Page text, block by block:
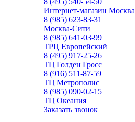
8 (495) 540-54-50
Интернет-магазин Москва
8 (985) 623-83-31
Москва-Сити
8 (985) 641-03-99
ТРЦ Европейский
8 (495) 917-25-26
ТЦ Голден Гросс
8 (916) 511-87-59
ТЦ Метрополис
8 (985) 090-02-15
ТЦ Океания
Заказать звонок